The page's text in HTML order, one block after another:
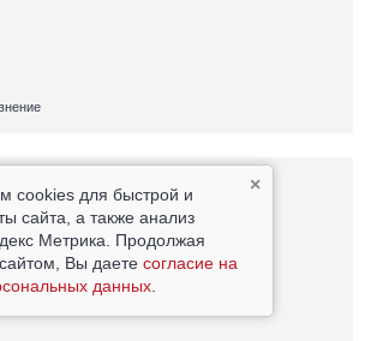
×
cookies для быстрой и
сайта, а также анализ
Метрика. Продолжая
Вы даете согласие на
данных